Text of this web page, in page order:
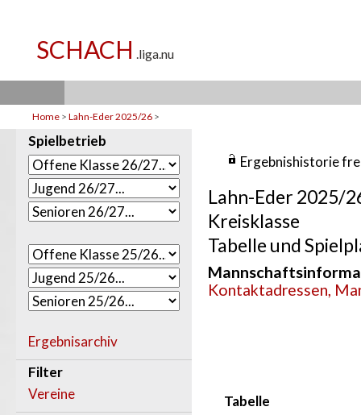
Home > Lahn-Eder 2025/26 >
Spielbetrieb
Ergebnisarchiv
Filter
Vereine
Ergebnishistorie
Lahn-Eder 2025/
Kreisklasse
Tabelle und
Kontaktadressen,
Tabelle